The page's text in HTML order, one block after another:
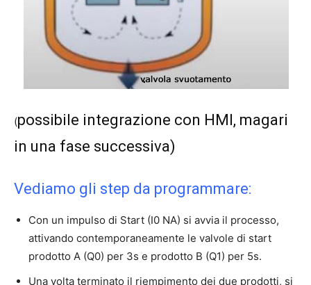
(possibile integrazione con HMI, magari
in una fase successiva)
Vediamo gli step da programmare:
Con un impulso di Start (I0 NA) si avvia il processo,
attivando contemporaneamente le valvole di start
prodotto A (Q0) per 3s e prodotto B (Q1) per 5s.
Una volta terminato il riempimento dei due prodotti, si